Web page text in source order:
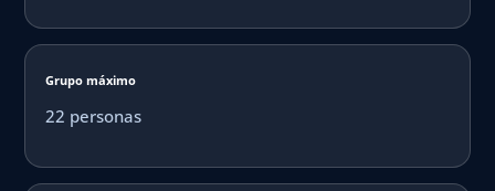
Grupo máximo
22 personas